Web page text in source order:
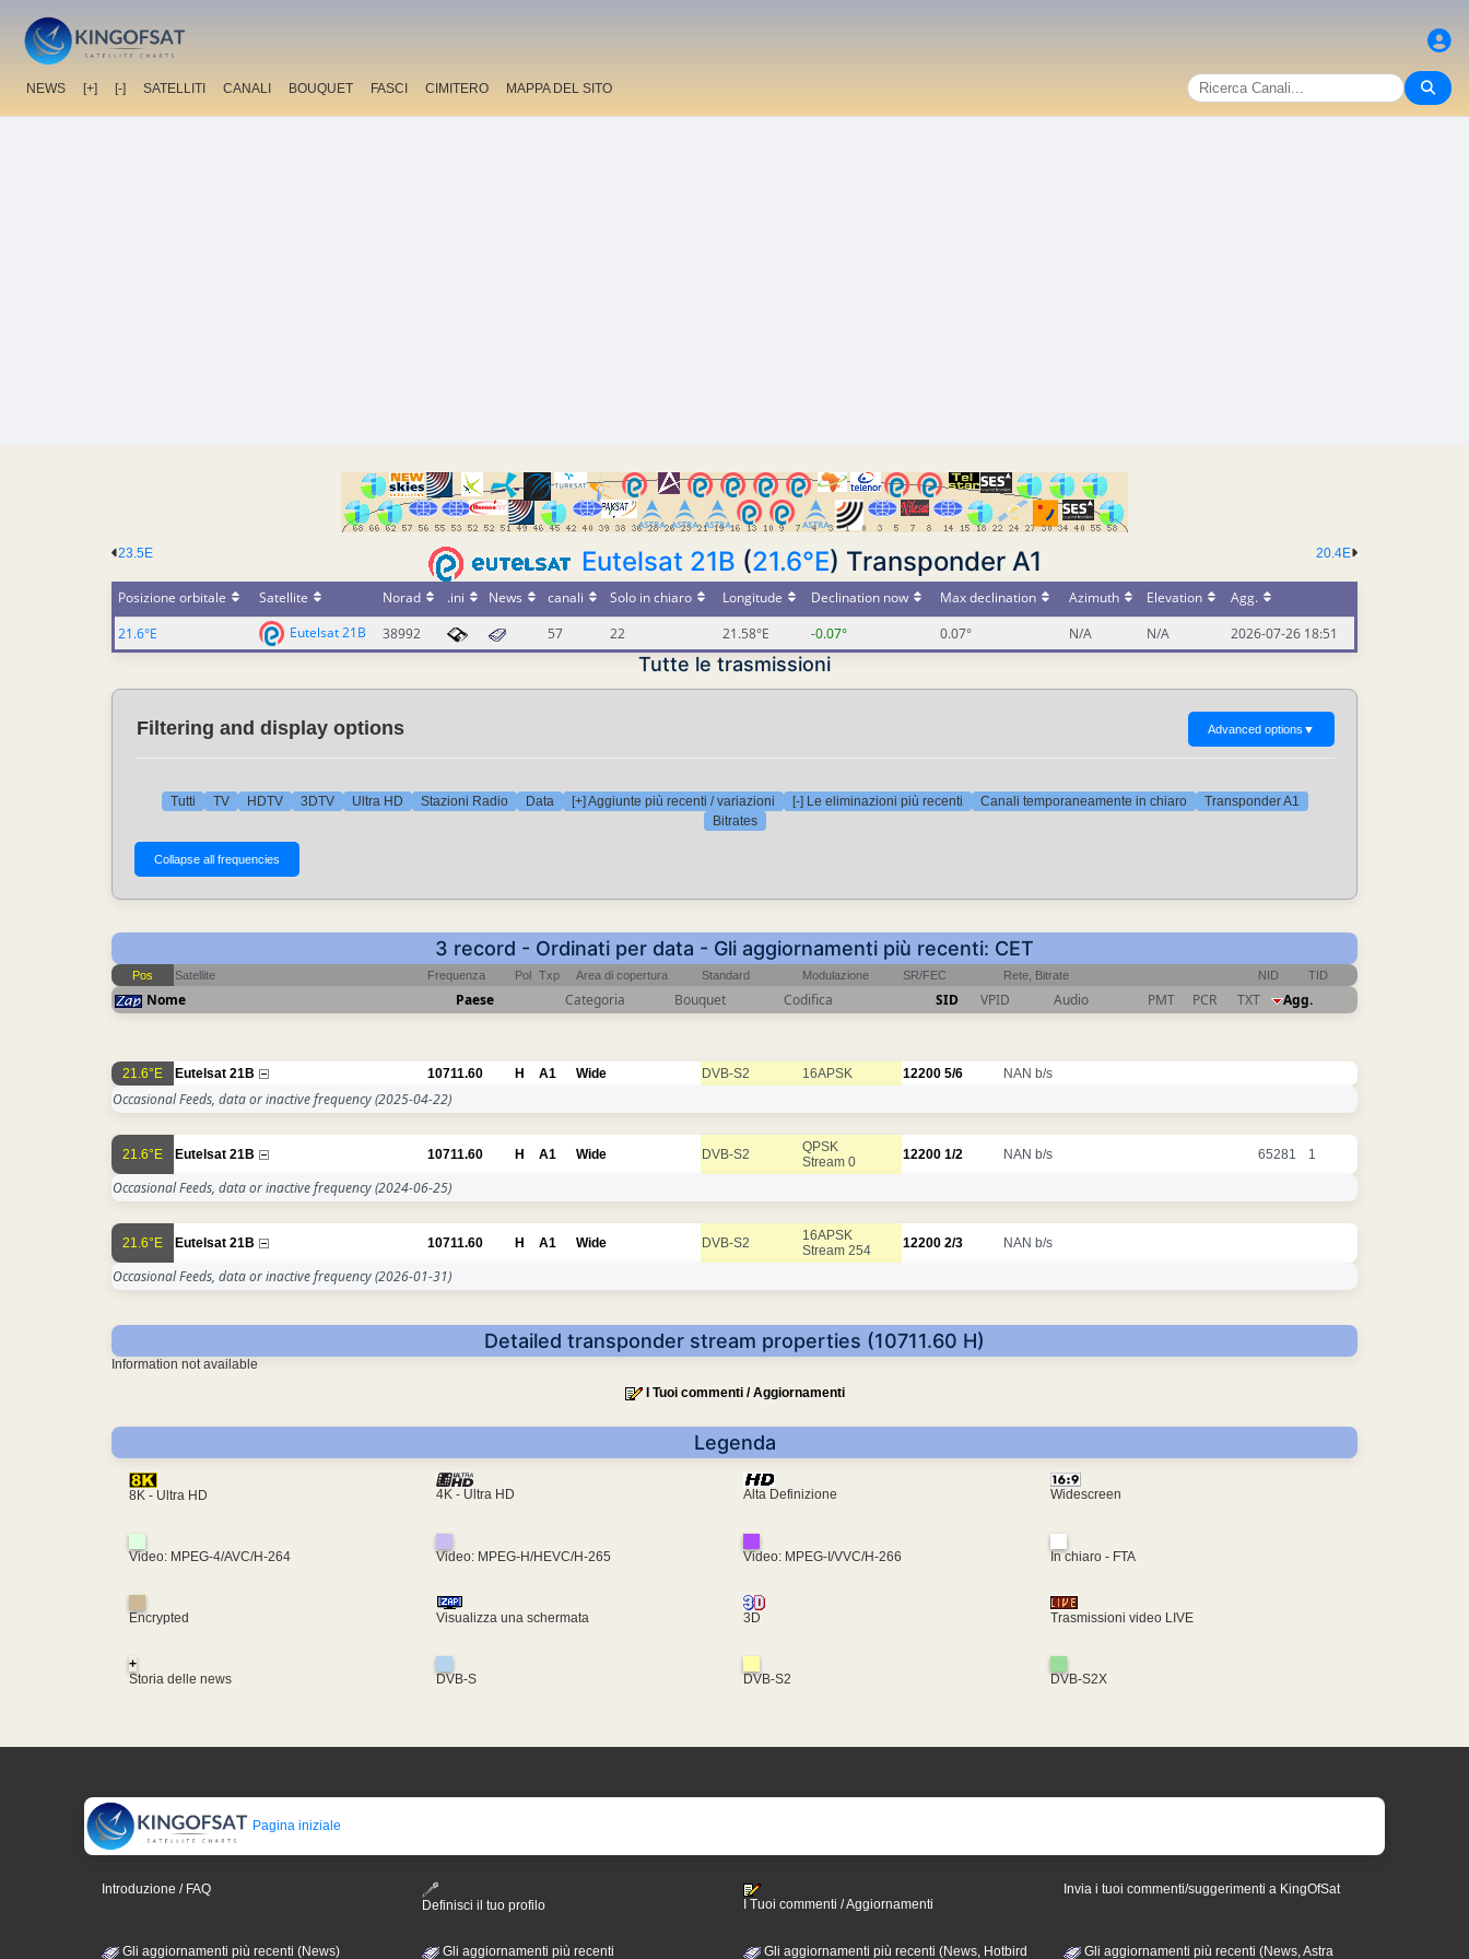
NEWS [+] [-] SATELLITI CANALI BOUQUET FASCI CIMITERO MAPPA DEL SITO
20.4E
23.5E Eutelsat 21B (21.6°E) Transponder A1
Posizione orbitale Satellite Norad .ini News canali Solo in chiaro Longitude Declination now Max declination Azimuth Elevation
Agg.
21.6°E
Eutelsat 21B 38992 57 22 21.58°E -0.07° 0.07° N/A N/A 2026-07-26 18:51
Tutte le trasmissioni
Filtering and display options Advanced options ▼
Tutti TV HDTV 3DTV Ultra HD Stazioni Radio Data [+] Aggiunte più recenti / variazioni [-] Le eliminazioni più recenti Canali temporaneamente in chiaro
Transponder A1
Bitrates
3 record - Ordinati per data - Gli aggiornamenti più recenti: CET
Pos Satellite Frequenza Pol Txp Area di copertura Standard Modulazione SR/FEC Rete, Bitrate NID TID
Nome Paese Categoria Bouquet Codifica SID VPID Audio PMT PCR TXT Agg.
21.6°E Eutelsat 21B 10711.60 H A1 Wide DVB-S2 16APSK 12200 5/6 NAN b/s
Occasional Feeds, data or inactive frequency(2025-04-22)
21.6°E Eutelsat 21B 10711.60 H A1 Wide DVB-S2
QPSK
Stream 0
12200 1/2 NAN b/s 65281 1
Occasional Feeds, data or inactive frequency(2024-06-25)
21.6°E Eutelsat 21B 10711.60 H A1 Wide DVB-S2
16APSK
Stream 254
12200 2/3 NAN b/s
Occasional Feeds, data or inactive frequency(2026-01-31)
Detailed transponder stream properties (10711.60 H)
Information not available
I Tuoi commenti / Aggiornamenti
Legenda
8K - Ultra HD 4K - Ultra HD Alta Definizione Widescreen
Video: MPEG-4/AVC/H-264 Video: MPEG-H/HEVC/H-265 Video: MPEG-I/VVC/H-266 In chiaro - FTA
Encrypted Visualizza una schermata 3D Trasmissioni video LIVE
+
Storia delle news
DVB-S DVB-S2 DVB-S2X
Pagina iniziale
Introduzione / FAQ
Definisci il tuo profilo
I Tuoi commenti / Aggiornamenti
Invia i tuoi commenti/suggerimenti a KingOfSat
Gli aggiornamenti più recenti (News) Gli aggiornamenti più recenti Gli aggiornamenti più recenti (News, Hotbird Gli aggiornamenti più recenti (News, Astra